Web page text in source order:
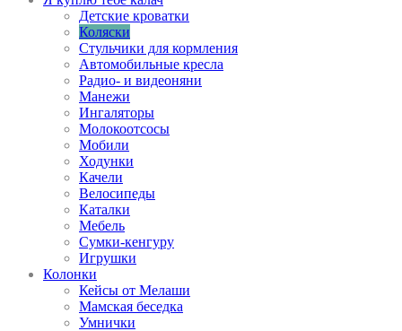
Детские кроватки
Коляски
Стульчики для кормления
Автомобильные кресла
Радио- и видеоняни
Манежи
Ингаляторы
Молокоотсосы
Мобили
Ходунки
Качели
Велосипеды
Каталки
Мебель
Сумки-кенгуру
Игрушки
Колонки
Кейсы от Мелаши
Мамская беседка
Умнички